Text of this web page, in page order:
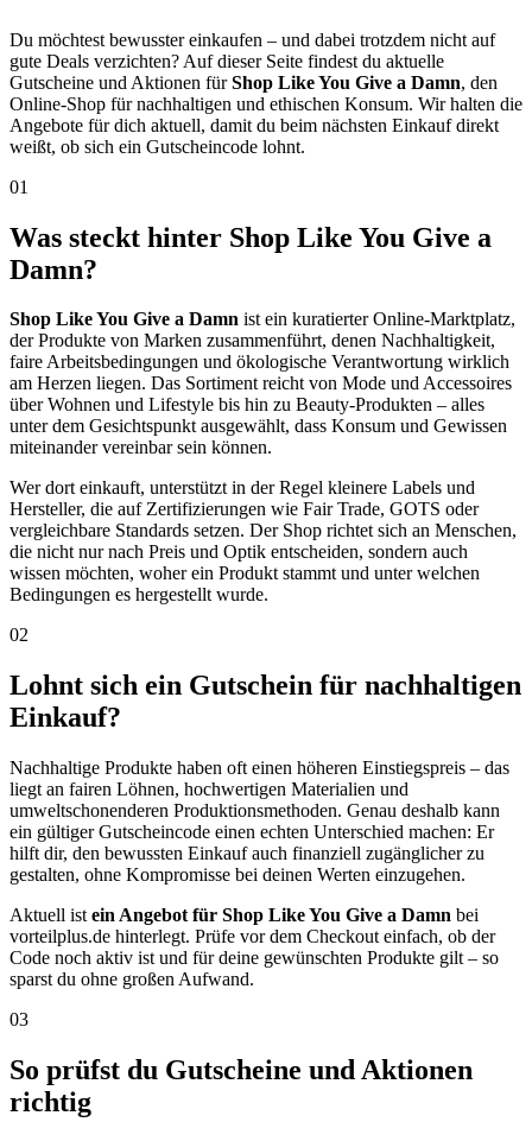
Du möchtest bewusster einkaufen – und dabei trotzdem nicht auf
gute Deals verzichten? Auf dieser Seite findest du aktuelle
Gutscheine und Aktionen fürShop Like You Give a Damn, den
Online-Shop für nachhaltigen und ethischen Konsum. Wir halten die
Angebote für dich aktuell, damit du beim nächsten Einkauf direkt
weißt, ob sich ein Gutscheincode lohnt.
01
Was steckt hinter Shop Like You Give a
Damn?
Shop Like You Give a Damn ist ein kuratierter Online-Marktplatz,
der Produkte von Marken zusammenführt, denen Nachhaltigkeit,
faire Arbeitsbedingungen und ökologische Verantwortung wirklich
am Herzen liegen. Das Sortiment reicht von Mode und Accessoires
über Wohnen und Lifestyle bis hin zu Beauty-Produkten – alles
unter dem Gesichtspunkt ausgewählt, dass Konsum und Gewissen
miteinander vereinbar sein können.
Wer dort einkauft, unterstützt in der Regel kleinere Labels und
Hersteller, die auf Zertifizierungen wie Fair Trade, GOTS oder
vergleichbare Standards setzen. Der Shop richtet sich an Menschen,
die nicht nur nach Preis und Optik entscheiden, sondern auch
wissen möchten, woher ein Produkt stammt und unter welchen
Bedingungen es hergestellt wurde.
02
Lohnt sich ein Gutschein für nachhaltigen
Einkauf?
Nachhaltige Produkte haben oft einen höheren Einstiegspreis – das
liegt an fairen Löhnen, hochwertigen Materialien und
umweltschonenderen Produktionsmethoden. Genau deshalb kann
ein gültiger Gutscheincode einen echten Unterschied machen: Er
hilft dir, den bewussten Einkauf auch finanziell zugänglicher zu
gestalten, ohne Kompromisse bei deinen Werten einzugehen.
Aktuell ist ein Angebot für Shop Like You Give a Damn bei
vorteilplus.de hinterlegt. Prüfe vor dem Checkout einfach, ob der
Code noch aktiv ist und für deine gewünschten Produkte gilt – so
sparst du ohne großen Aufwand.
03
So prüfst du Gutscheine und Aktionen
richtig